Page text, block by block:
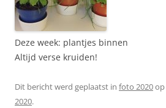
Deze week: plantjes binnen
Altijd verse kruiden!
Dit bericht werd geplaatst in foto 2020op
2020.